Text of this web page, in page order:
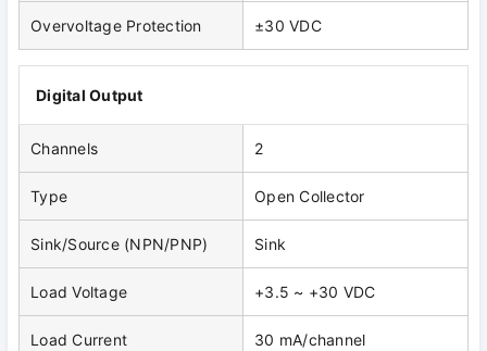
Overvoltage Protection ±30 VDC
Digital Output
Channels 2
Type Open Collector
Sink/Source (NPN/PNP) Sink
Load Voltage +3.5 ~ +30 VDC
Load Current 30 mA/channel